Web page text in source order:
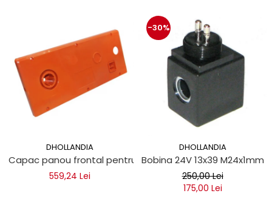
DHOLLANDIA
Capac panou frontal pentru lift hidraulic
559,24 Lei
-30%
DHOLLANDIA
Bobina 24V 13x39 M24x1mm
250,00 Lei
175,00 Lei